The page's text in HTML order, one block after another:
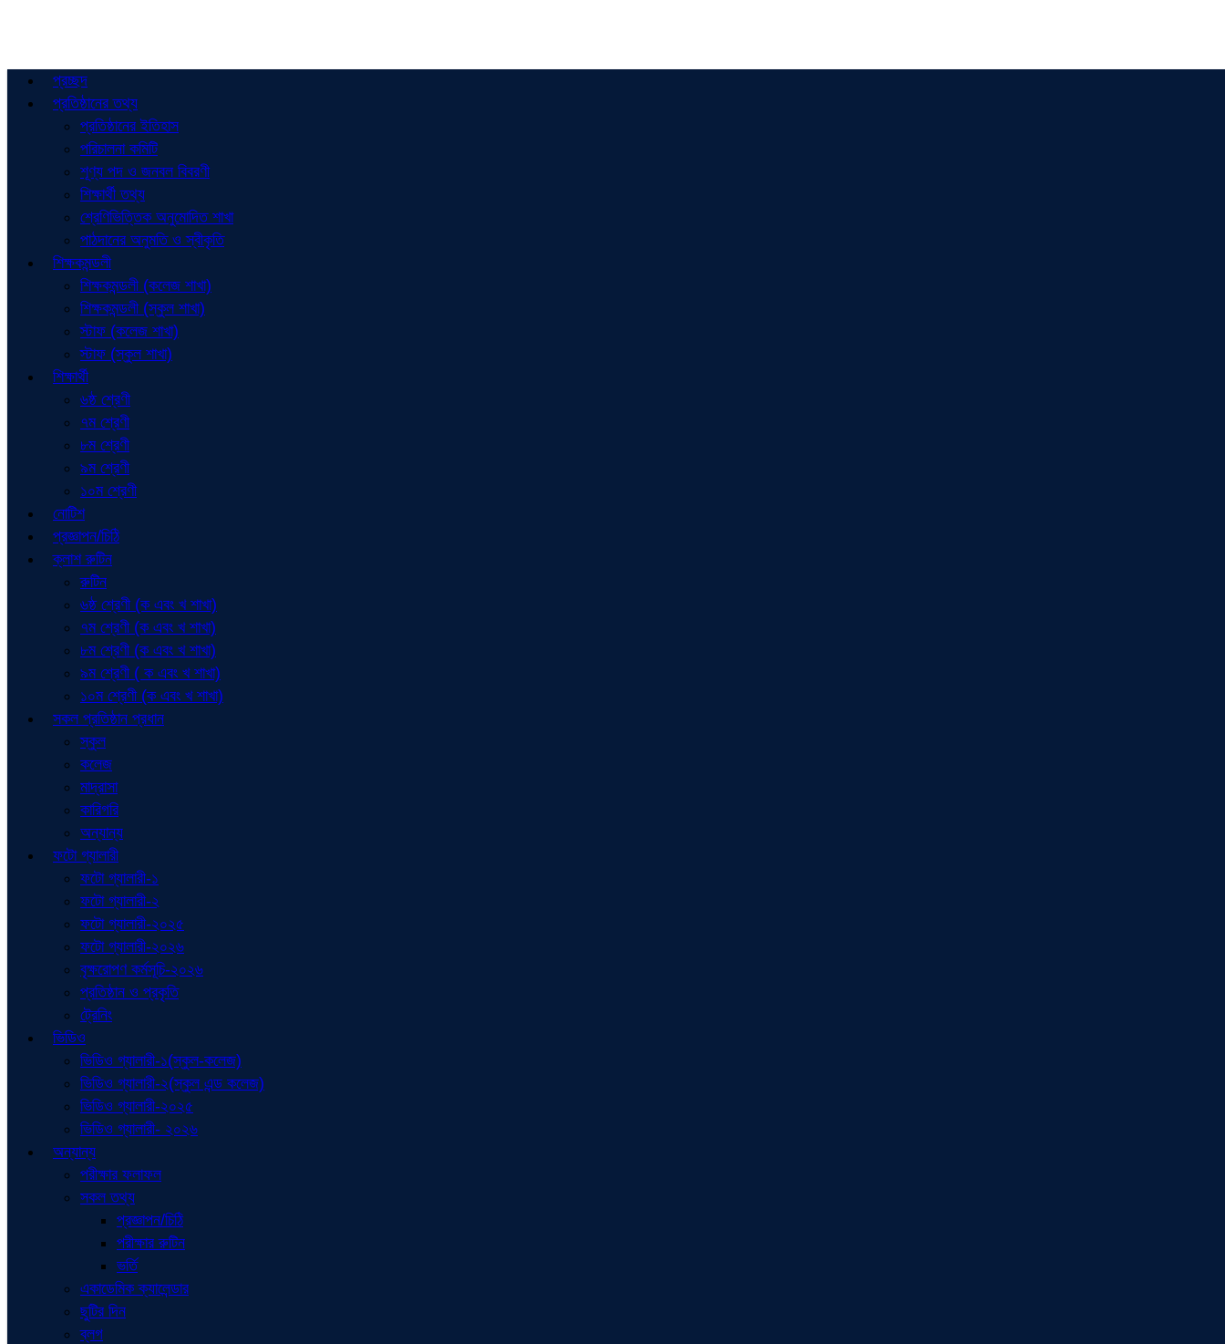
প্রচ্ছদ
প্রতিষ্ঠানের তথ্য
প্রতিষ্ঠানের ইতিহাস
পরিচালনা কমিটি
শূণ্য পদ ও জনবল বিবরণী
শিক্ষার্থী তথ্য
শ্রেণিভিত্তিক অনুমোদিত শাখা
পাঠদানের অনুমতি ও স্বীকৃতি
শিক্ষকমন্ডলী
শিক্ষকমন্ডলী (কলেজ শাখা)
শিক্ষকমন্ডলী (স্কুল শাখা)
স্টাফ (কলেজ শাখা)
স্টাফ (স্কুল শাখা)
শিক্ষার্থী
৬ষ্ঠ শ্রেণী
৭ম শ্রেণী
৮ম শ্রেণী
৯ম শ্রেণী
১০ম শ্রেণী
নোটিশ
প্রজ্ঞাপন/চিঠি
ক্লাশ রুটিন
রুটিন
৬ষ্ঠ শ্রেণী (ক এবং খ শাখা)
৭ম শ্রেণী (ক এবং খ শাখা)
৮ম শ্রেণী (ক এবং খ শাখা)
৯ম শ্রেণী ( ক এবং খ শাখা)
১০ম শ্রেণী (ক এবং খ শাখা)
সকল প্রতিষ্ঠান প্রধান
স্কুল
কলেজ
মাদ্রাসা
কারিগরি
অন্যান্য
ফটো গ্যালারী
ফটো গ্যালারী-১
ফটো গ্যালারী-২
ফটো গ্যালারী-২০২৫
ফটো গ্যালারী-২০২৬
বৃক্ষরোপণ কর্মসূচি-২০২৬
প্রতিষ্ঠান ও প্রকৃতি
ট্রেনিং
ভিডিও
ভিডিও গ্যালারী-১(স্কুল-কলেজ)
ভিডিও গ্যালারী-২(স্কুল এন্ড কলেজ)
ভিডিও গ্যালারী-২০২৫
ভিডিও গ্যালারী- ২০২৬
অন্যান্য
পরীক্ষার ফলাফল
সকল তথ্য
প্রজ্ঞাপন/চিঠি
পরীক্ষার রুটিন
ভর্তি
একাডেমিক ক্যালেন্ডার
ছুটির দিন
ব্লগ